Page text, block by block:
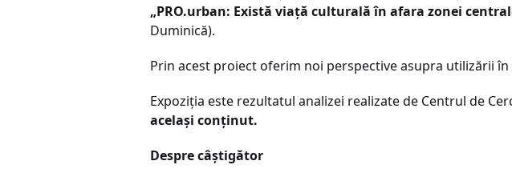
„PRO.urban: Există viaţă culturală în afara zonei
Duminică).
Prin acest proiect oferim noi perspective asupra utilizării
Expoziţia este rezultatul analizei realizate de Centrul de
acelaşi conţinut.
Despre câştigător